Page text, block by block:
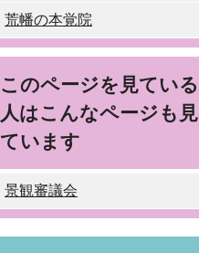
荒幡の本覚院
このページを見ている
人はこんなページも見
ています
景観審議会